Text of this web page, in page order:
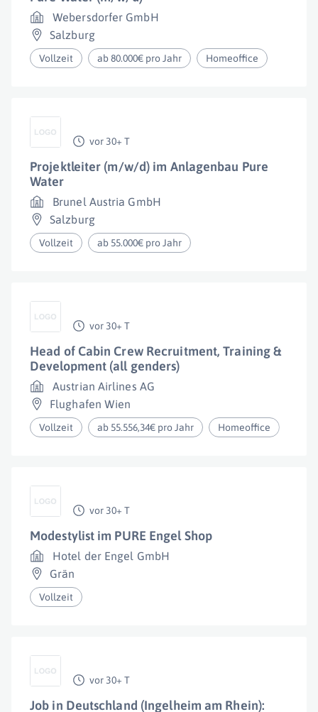
Webersdorfer GmbH
Salzburg
Vollzeit ab 80.000€ pro Jahr Homeoffice
vor 30+ T
Projektleiter (m/w/d) im Anlagenbau Pure
Water
Brunel Austria GmbH
Salzburg
Vollzeit ab 55.000€ pro Jahr
vor 30+ T
Head of Cabin Crew Recruitment, Training &
Development (all genders)
Austrian Airlines AG
Flughafen Wien
Vollzeit ab 55.556,34€ pro Jahr Homeoffice
vor 30+ T
Modestylist im PURE Engel Shop
Hotel der Engel GmbH
Grän
Vollzeit
vor 30+ T
Job in Deutschland (Ingelheim am Rhein):